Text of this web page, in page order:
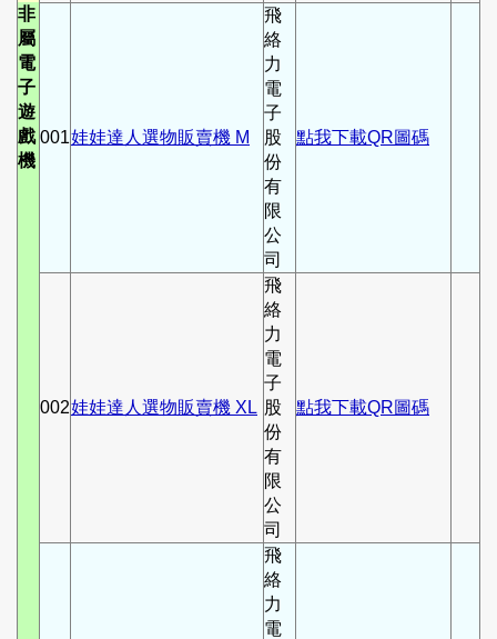
非
屬
電
子
遊
戲
機
001娃娃達人選物販賣機 M
飛
絡
力
電
子
股
份
有
限
公
司
點我下載QR圖碼
002娃娃達人選物販賣機 XL
飛
絡
力
電
子
股
份
有
限
公
司
點我下載QR圖碼
飛
絡
力
電